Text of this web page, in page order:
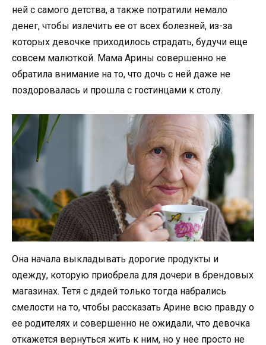
ней с самого детства, а также потратили немало
денег, чтобы излечить ее от всех болезней, из-за
которых девочке приходилось страдать, будучи еще
совсем малюткой. Мама Арины совершенно не
обратила внимание на то, что дочь с ней даже не
поздоровалась и прошла с гостинцами к столу.
Она начала выкладывать дорогие продукты и
одежду, которую приобрела для дочери в брендовых
магазинах. Тетя с дядей только тогда набрались
смелости на то, чтобы рассказать Арине всю правду о
ее родителях и совершенно не ожидали, что девочка
откажется вернуться жить к ним, но у нее просто не